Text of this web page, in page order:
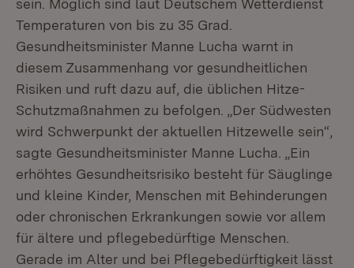
sein. Möglich sind laut Deutschem Wetterdienst
Temperaturen von bis zu 35 Grad.
Gesundheitsminister Manne Lucha warnt in
diesem Zusammenhang vor gesundheitlichen
Risiken und ruft dazu auf, die üblichen Hitze-
Schutzmaßnahmen zu befolgen. „Der Südwesten
wird Schwerpunkt der aktuellen Hitzewelle sein“,
sagte Gesundheitsminister Manne Lucha. „Ein
erhöhtes Gesundheitsrisiko besteht für Säuglinge
und kleine Kinder, Menschen mit Behinderungen
oder chronischen Erkrankungen sowie vor allem
für ältere und pflegebedürftige Menschen.
Gerade im Alter und bei Pflegebedürftigkeit lässt